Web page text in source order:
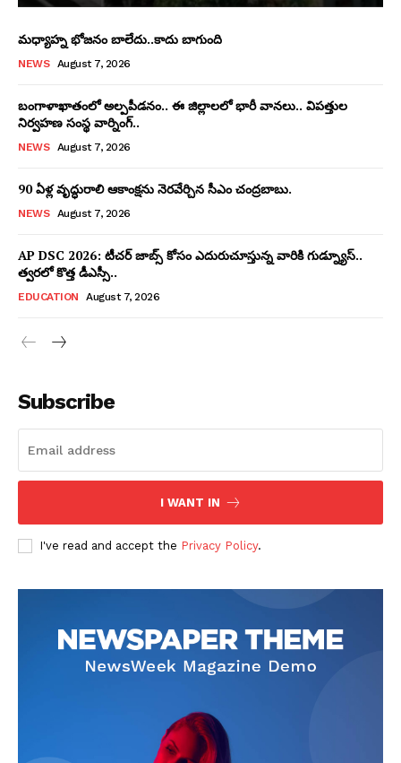
మధ్యాహ్న భోజనం బాలేదు..కాదు బాగుంది
NEWS August 7, 2026
బంగాళాఖాతంలో అల్పపీడనం.. ఈ జిల్లాలలో భారీ వానలు.. విపత్తుల
నిర్వహణ సంస్థ వార్నింగ్..
NEWS August 7, 2026
90 ఏళ్ల వృద్ధురాలి ఆకాంక్షను నెరవేర్చిన సీఎం చంద్రబాబు.
NEWS August 7, 2026
AP DSC 2026: టీచర్ జాబ్స్ కోసం ఎదురుచూస్తున్న వారికి గుడ్న్యూస్..
త్వరలో కొత్త డీఎస్సీ..
EDUCATION August 7, 2026
Subscribe
I WANT IN
I've read and accept the Privacy Policy.